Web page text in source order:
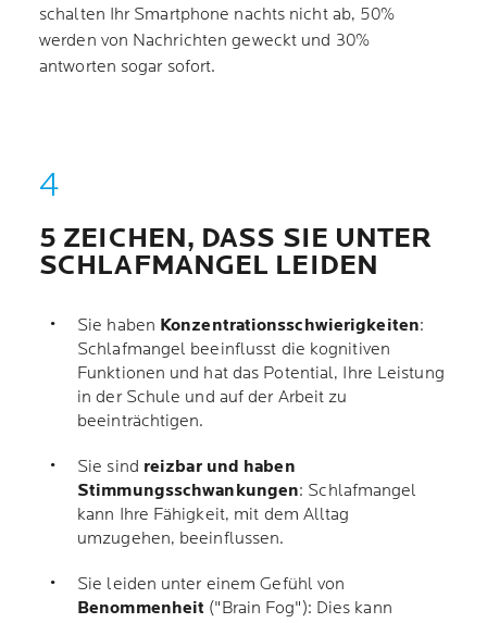
schalten Ihr Smartphone nachts nicht ab, 50%
werden von Nachrichten geweckt und 30%
antworten sogar sofort.
5 ZEICHEN, DASS SIE UNTER
SCHLAFMANGEL LEIDEN
Sie haben Konzentrationsschwierigkeiten:
Schlafmangel beeinflusst die kognitiven
Funktionen und hat das Potential, Ihre Leistung
in der Schule und auf der Arbeit zu
beeinträchtigen.
Sie sind reizbar und haben
Stimmungsschwankungen: Schlafmangel
kann Ihre Fähigkeit, mit dem Alltag
umzugehen, beeinflussen.
Sie leiden unter einem Gefühl von
Benommenheit ("Brain Fog"): Dies kann